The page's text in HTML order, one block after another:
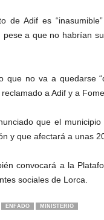
de Adif es
pese a que no habrían
que no va a quedarse
a Adif y a
que el
y que afectará a unas
convocará a la
sociales de Lorca.
ENFADO MINISTERIO